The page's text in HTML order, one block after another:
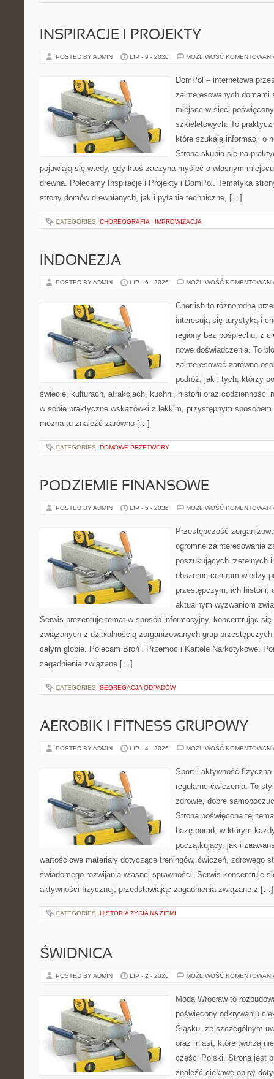
INSPIRACJE I PROJEKTY
POSTED BY ADMIN LIP - 9 - 2026 MOŻLIWOŚĆ
DomPol – internetowa
zainteresowanych
miejsce w sieci
szkieletowych. To
które szukają informacji o
Strona skupia się na
pojawiają się wtedy, gdy ktoś zaczyna myśleć o własnym
drewna. Polecamy Inspiracje i Projekty i DomPol. Tematyka
strony domów drewnianych, jak i pytania techniczne, […]
CATEGORIES: CHOREOGRAFIA I IMPROWIZACJA
INDONEZJA
POSTED BY ADMIN LIP - 6 - 2026 MOŻLIWOŚĆ
Cherrish to różnorodna
interesują się turystyką i
regiony bez pośpiechu, z
nowe doświadczenia. To
zainteresować zarówno
podróż, jak i tych, którzy
świecie, kulturach, atrakcjach, kuchni, historii oraz codzienności
w sobie praktyczne wskazówki z lekkim, przystępnym
można tu znaleźć zarówno […]
CATEGORIES: DOMOWE PRZETWORY
PODZIEMIE FINANSOWE
POSTED BY ADMIN LIP - 5 - 2026 MOŻLIWOŚĆ
Przestępczość
ogromne zainteresowanie
poszukujących rzetelnych
obszerne centrum wiedzy
przestępczym, ich historii,
aktualnym wyzwaniom
Serwis prezentuje temat w sposób informacyjny, koncentrując
związanych z działalnością zorganizowanych grup
całym globie. Polecam Broń i Przemoc i Kartele Narkotykowe.
zagadnienia związane […]
CATEGORIES: SEGREGACJA ODPADÓW
AEROBIK I FITNESS GRUPOWY
POSTED BY ADMIN LIP - 4 - 2026 MOŻLIWOŚĆ
Sport i aktywność
regularne ćwiczenia. To
zdrowie, dobre
Strona poświęcona tej
bazę porad, w którym
początkujący, jak i
wartościowe materiały dotyczące treningów, ćwiczeń, zdrowego
świadomego rozwijania własnej sprawności. Serwis koncentruje
aktywności fizycznej, przedstawiając zagadnienia związane z […]
CATEGORIES: HISTORIA ŻYCIA NA ZIEMI
ŚWIDNICA
POSTED BY ADMIN LIP - 2 - 2026 MOŻLIWOŚĆ
Moda Wrocław to
poświęcony odkrywaniu
Śląsku, ze szczególnym
oraz miast, które tworzą
części Polski. Strona jest
znaleźć ciekawe opisy